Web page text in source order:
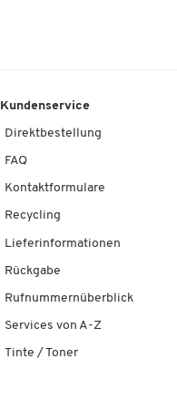
Kundenservice
Direktbestellung
FAQ
Kontaktformulare
Recycling
Lieferinformationen
Rückgabe
Rufnummernüberblick
Services von A-Z
Tinte / Toner